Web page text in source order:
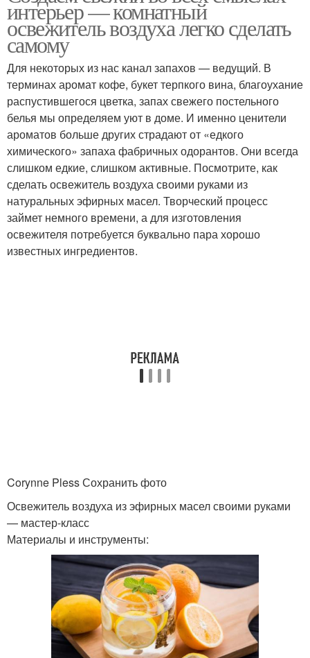
интерьер — комнатный
освежитель воздуха легко сделать
самому
Для некоторых из нас канал запахов — ведущий. В
терминах аромат кофе, букет терпкого вина, благоухание
распустившегося цветка, запах свежего постельного
белья мы определяем уют в доме. И именно ценители
ароматов больше других страдают от «едкого
химического» запаха фабричных одорантов. Они всегда
слишком едкие, слишком активные. Посмотрите, как
сделать освежитель воздуха своими руками из
натуральных эфирных масел. Творческий процесс
займет немного времени, а для изготовления
освежителя потребуется буквально пара хорошо
известных ингредиентов.
Corynne Pless Сохранить фото
Освежитель воздуха из эфирных масел своими руками
— мастер-класс
Материалы и инструменты: